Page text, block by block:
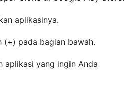
aplikasinya.
pada bagian bawah.
aplikasi yang ingin Anda